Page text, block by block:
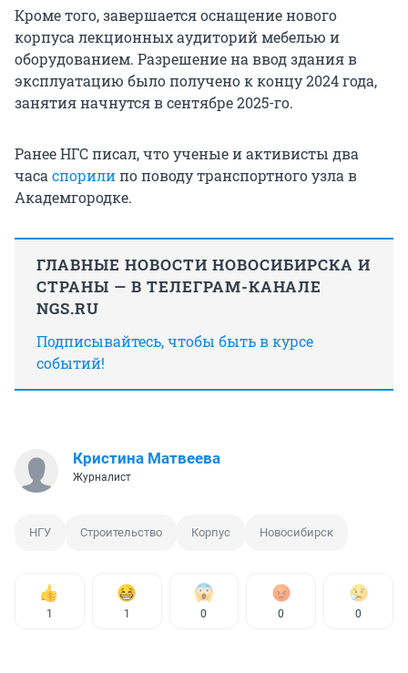
Кроме того, завершается оснащение нового
корпуса лекционных аудиторий мебелью и
оборудованием. Разрешение на ввод здания в
эксплуатацию было получено к концу 2024 года,
занятия начнутся в сентябре 2025-го.
Ранее НГС писал, что ученые и активисты два
часаспорилипо поводу транспортного узла в
Академгородке.
ГЛАВНЫЕ НОВОСТИ НОВОСИБИРСКА И
СТРАНЫ — В ТЕЛЕГРАМ-КАНАЛЕ
NGS.RU
Подписывайтесь, чтобы быть в курсе
событий!
Кристина Матвеева
Журналист
НГУ Строительство Корпус Новосибирск
1 1 0 0 0